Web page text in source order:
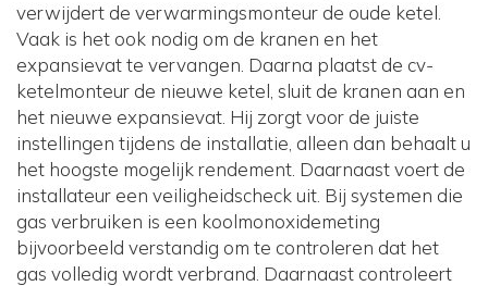
verwijdert de verwarmingsmonteur de oude ketel.
Vaak is het ook nodig om de kranen en het
expansievat te vervangen. Daarna plaatst de cv-
ketelmonteur de nieuwe ketel, sluit de kranen aan en
het nieuwe expansievat. Hij zorgt voor de juiste
instellingen tijdens de installatie, alleen dan behaalt u
het hoogste mogelijk rendement. Daarnaast voert de
installateur een veiligheidscheck uit. Bij systemen die
gas verbruiken is een koolmonoxidemeting
bijvoorbeeld verstandig om te controleren dat het
gas volledig wordt verbrand. Daarnaast controleert